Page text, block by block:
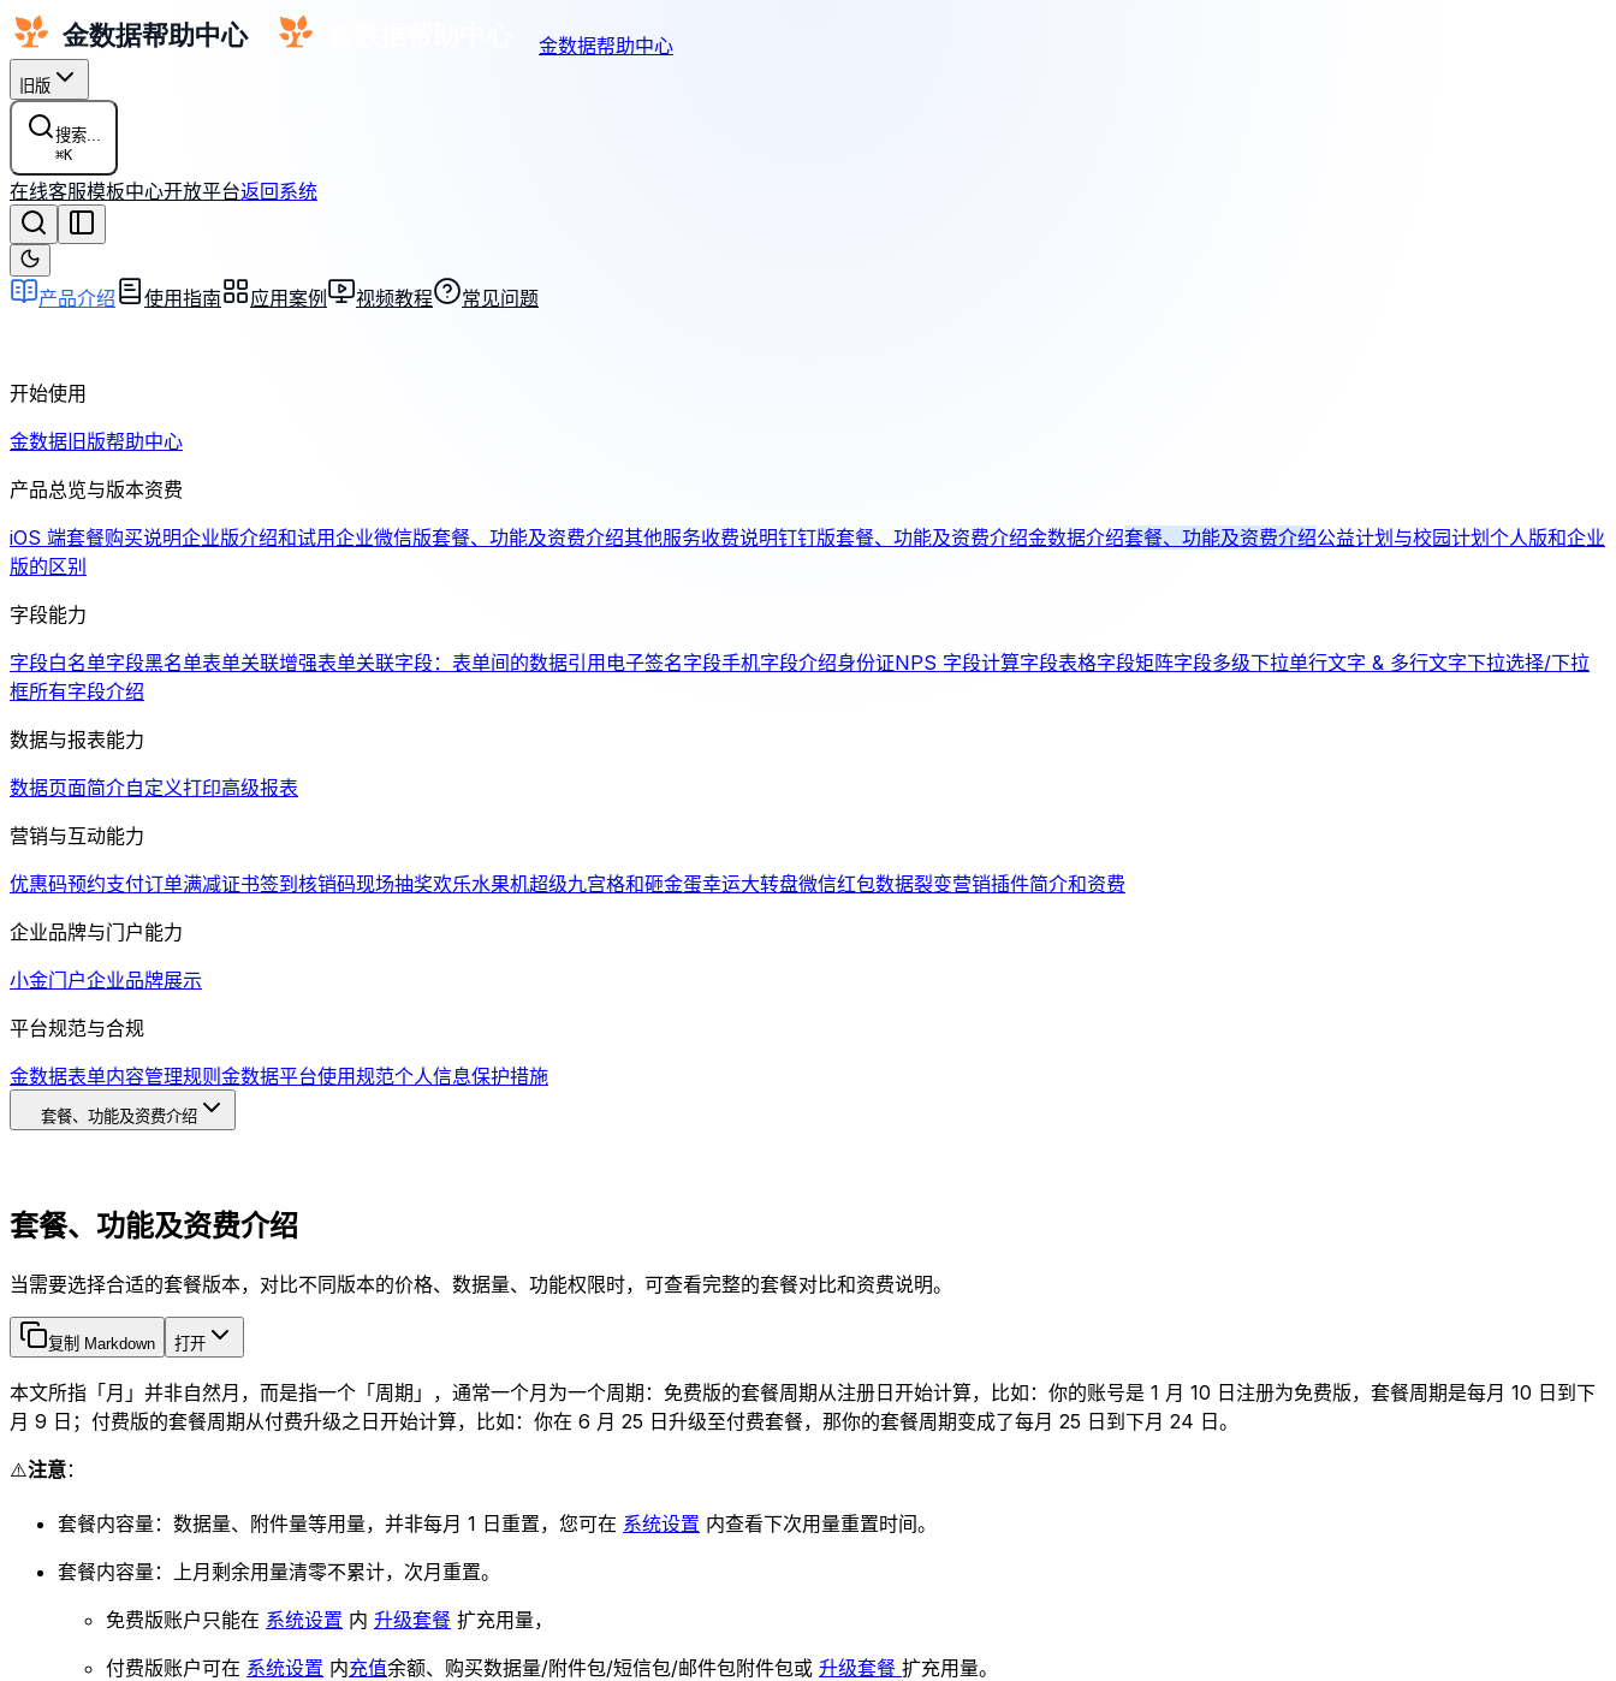
金数据帮助中心
旧版
搜索...
⌘K
在线客服模板中心开放平台返回系统
产品介绍 使用指南 应用案例 视频教程 常见问题
开始使用
金数据旧版帮助中心
产品总览与版本资费
iOS 端套餐购买说明企业版介绍和试用企业微信版套餐、功能及资费介绍其他服务收费说明钉钉版套餐、功能及资费介绍金数据介绍套餐、功能及资费介绍公益计划与校园计划 个人版和企业
版的区别
字段能力
字段白名单字段黑名单表单关联增强表单关联字段：表单间的数据引用 电子签名字段手机字段介绍身份证NPS 字段计算字段表格字段矩阵字段多级下拉单行文字 & 多行文字下拉选择/下拉
框所有字段介绍
数据与报表能力
数据页面简介自定义打印高级报表
营销与互动能力
优惠码预约支付订单满减证书签到 核销码现场抽奖欢乐水果机超级九宫格和砸金蛋幸运大转盘微信红包数据裂变营销插件简介和资费
企业品牌与门户能力
小金门户企业品牌展示
平台规范与合规
金数据表单内容管理规则 金数据平台使用规范个人信息保护措施
套餐、功能及资费介绍
套餐、功能及资费介绍
当需要选择合适的套餐版本，对比不同版本的价格、数据量、功能权限时，可查看完整的套餐对比和资费说明。
复制 Markdown 打开
本文所指「月」并非自然月，而是指一个「周期」，通常一个月为一个周期：免费版的套餐周期从注册日开始计算，比如：你的账号是 1 月 10 日注册为免费版，套餐周期是每月 10 日到下
月 9 日；付费版的套餐周期从付费升级之日开始计算，比如：你在 6 月 25 日升级至付费套餐，那你的套餐周期变成了每月 25 日到下月 24 日。
⚠️注意：
套餐内容量：数据量、附件量等用量，并非每月 1 日重置，您可在 系统设置 内查看下次用量重置时间。
套餐内容量：上月剩余用量清零不累计，次月重置。
免费版账户只能在 系统设置 内 升级套餐 扩充用量，
付费版账户可在 系统设置 内充值余额、购买数据量/附件包/短信包/邮件包附件包或 升级套餐 扩充用量。